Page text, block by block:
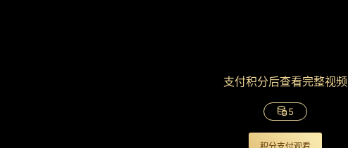
支付积分后查看完整视频
5